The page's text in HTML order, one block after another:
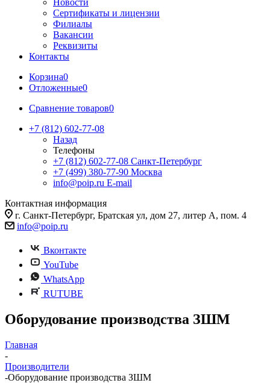
Новости
Сертификаты и лицензии
Филиалы
Вакансии
Реквизиты
Контакты
Корзина0
Отложенные0
Сравнение товаров0
+7 (812) 602-77-08
Назад
Телефоны
+7 (812) 602-77-08 Санкт-Петербург
+7 (499) 380-77-90 Москва
info@poip.ru E-mail
Контактная информация
г. Санкт-Петербург, Братская ул, дом 27, литер А, пом. 4
info@poip.ru
Вконтакте
YouTube
WhatsApp
RUTUBE
Оборудование производства ЗШМ
Главная
-
Производители
-Оборудование производства ЗШМ